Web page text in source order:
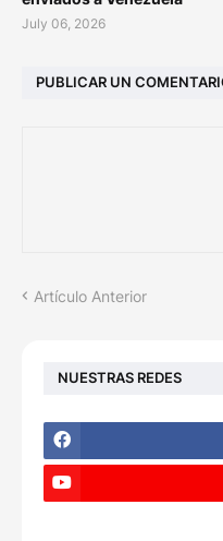
July 06, 2026
PUBLICAR UN
Artículo Anterior
NUESTRAS REDES